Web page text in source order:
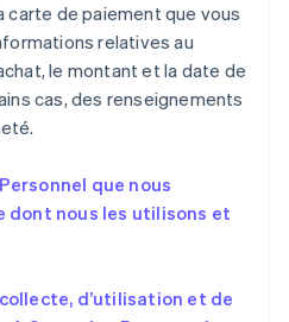
carte de paiement que vous
relatives au
le montant et la date de
cas, des renseignements
que nous
dont nous les utilisons et
d’utilisation et de